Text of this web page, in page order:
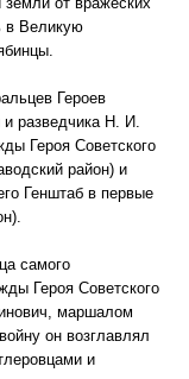
в Великую
Героев
разведчика Н. И.
Героя Советского
район) и
Генштаб в первые
самого
Героя Советского
маршалом
он возглавлял
и